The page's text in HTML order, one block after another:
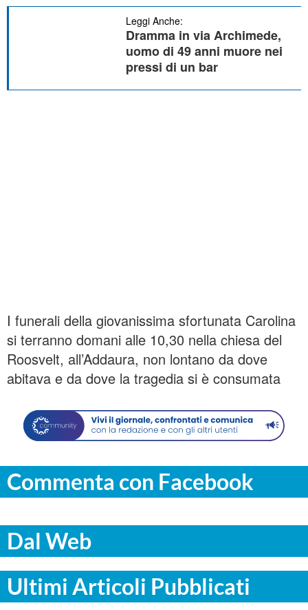
Leggi Anche:
Dramma in via Archimede,
uomo di 49 anni muore nei
pressi di un bar
I funerali della giovanissima sfortunata Carolina
si terranno domani alle 10,30 nella chiesa del
Roosvelt, all’Addaura, non lontano da dove
abitava e da dove la tragedia si è consumata
Commenta con Facebook
Dal Web
Ultimi Articoli Pubblicati
PALERMO